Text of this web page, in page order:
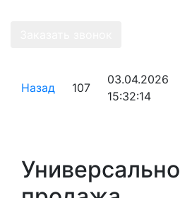
Назад 107
03.04.2026
15:32:14